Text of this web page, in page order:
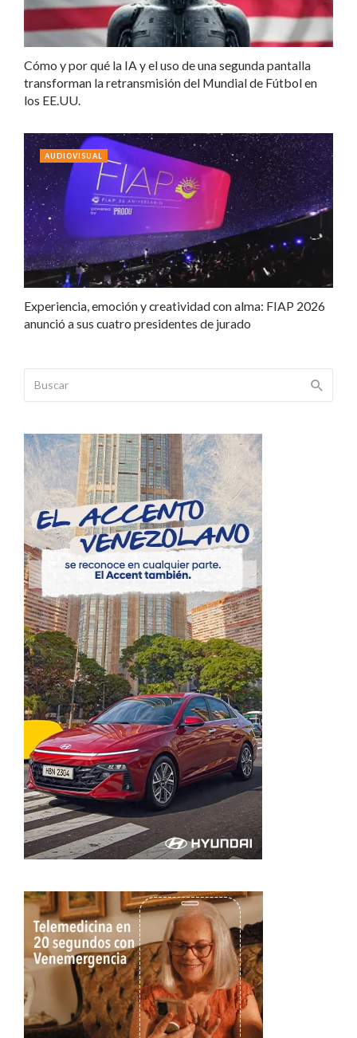
Cómo y por qué la IA y el uso de una segunda pantalla
transforman la retransmisión del Mundial de Fútbol en
los EE.UU.
Experiencia, emoción y creatividad con alma: FIAP 2026
anunció a sus cuatro presidentes de jurado
AUDIOVISUAL